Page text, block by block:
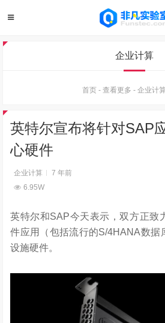
企业计算
首页 - 查看更多 - 企业计算
英特尔宣布将针对SAP
心硬件
企业计算
7 年前
6.95W
英特尔和SAP今天表示，双方正致
件应用（包括流行的S/4HANA数据
设施硬件。